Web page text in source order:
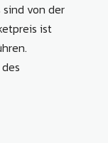
von der
ist